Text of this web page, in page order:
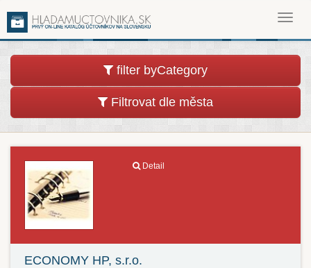
filter byCategory
Filtrovat dle města
Detail
ECONOMY HP, s.r.o.